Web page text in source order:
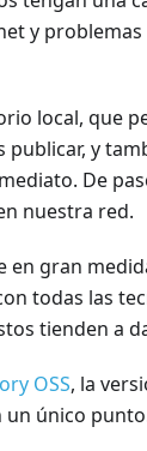
y
local, que
y
De
nuestra red.
gran
todas las
tienden a
OSS, la
un único